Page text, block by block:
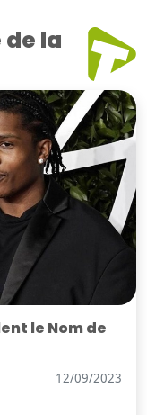
la
le Nom de
12/09/2023